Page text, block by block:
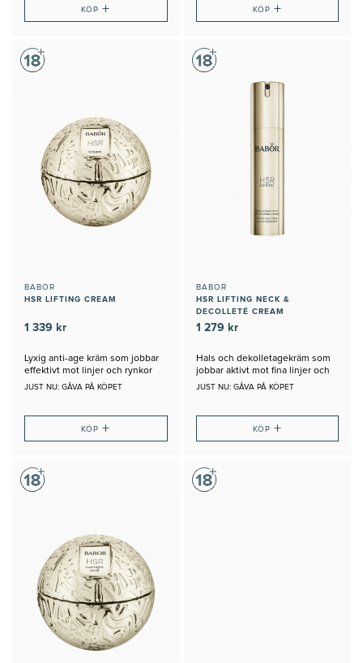
KÖP+ KÖP +
BABOR
HSR LIFTING CREAM
1 339 kr
Lyxig anti-age kräm som jobbar
effektivt mot linjer och rynkor
JUST NU: GÅVA PÅ KÖPET
KÖP+
BABOR
HSR LIFTING NECK &
DECOLLETÉ CREAM
1 279 kr
Hals och dekolletagekräm som
jobbar aktivt mot fina linjer och
rynkor
JUST NU: GÅVA PÅ KÖPET
KÖP +